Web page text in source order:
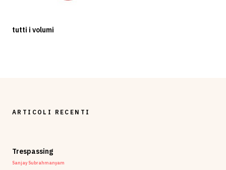
tutti i volumi
ARTICOLI RECENTI
Trespassing
Sanjay Subrahmanyam